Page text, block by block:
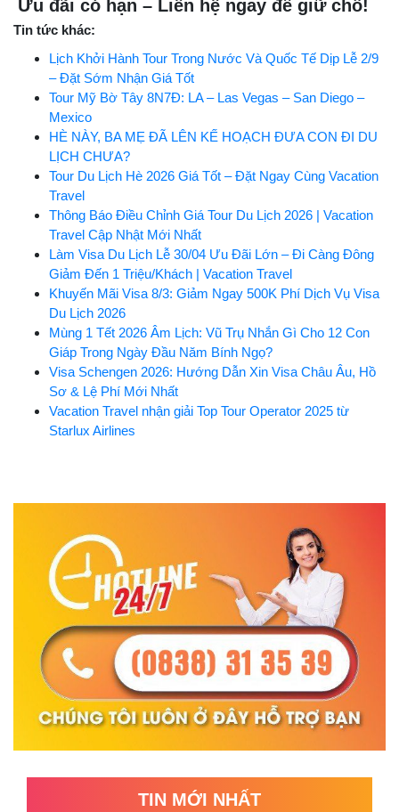
Ưu đãi có hạn – Liên hệ ngay để giữ chỗ!
Tin tức khác:
Lịch Khởi Hành Tour Trong Nước Và Quốc Tế Dịp Lễ 2/9
– Đặt Sớm Nhận Giá Tốt
Tour Mỹ Bờ Tây 8N7Đ: LA – Las Vegas – San Diego –
Mexico
HÈ NÀY, BA MẸ ĐÃ LÊN KẾ HOẠCH ĐƯA CON ĐI DU
LỊCH CHƯA?
Tour Du Lịch Hè 2026 Giá Tốt – Đặt Ngay Cùng Vacation
Travel
Thông Báo Điều Chỉnh Giá Tour Du Lịch 2026 | Vacation
Travel Cập Nhật Mới Nhất
Làm Visa Du Lịch Lễ 30/04 Ưu Đãi Lớn – Đi Càng Đông
Giảm Đến 1 Triệu/Khách | Vacation Travel
Khuyến Mãi Visa 8/3: Giảm Ngay 500K Phí Dịch Vụ Visa
Du Lịch 2026
Mùng 1 Tết 2026 Âm Lịch: Vũ Trụ Nhắn Gì Cho 12 Con
Giáp Trong Ngày Đầu Năm Bính Ngọ?
Visa Schengen 2026: Hướng Dẫn Xin Visa Châu Âu, Hồ
Sơ & Lệ Phí Mới Nhất
Vacation Travel nhận giải Top Tour Operator 2025 từ
Starlux Airlines
TIN MỚI NHẤT